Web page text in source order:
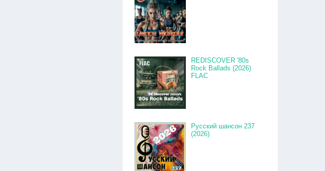
REDISCOVER '80s
Rock Ballads (2026)
FLAC
Русский шансон 237
(2026)